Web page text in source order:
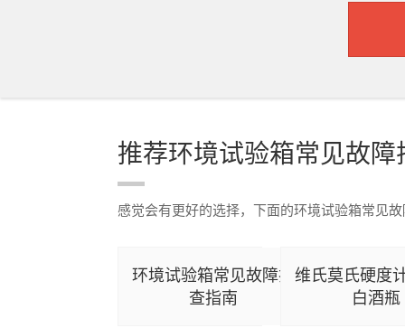
推荐环境试验箱常见故障
感觉会有更好的选择，下面的环境试验箱常见
环境试验箱常见故障排
查指南
维氏莫氏硬度
白酒瓶